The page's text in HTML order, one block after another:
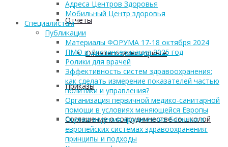
Отчеты
Отчеты о мониторинге
Приказы
Соглашение о сотрудничестве со школой
Адреса Центров Здоровья
Мобильный Центр здоровья
Cпециалистам
Публикации
Материалы ФОРУМА 17-18 октября 2024
ПМО и Диспансеризация 2025 год
Ролики для врачей
Эффективность систем здравоохранения:
как сделать измерение показателей частью
политики и управления?
Организация первичной медико-санитарной
помощи в условиях меняющейся Европы
Оценка ведения хронических больных в
европейских системах здравоохранения:
принципы и подходы